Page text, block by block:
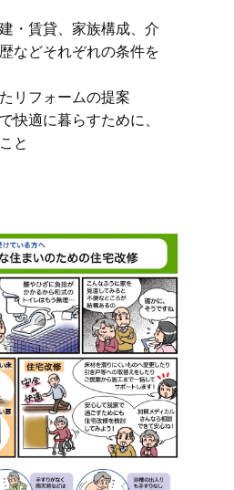
・賃貸、家族構成、介
などそれぞれの条件を
リフォームの提案
快適に暮らすために、
と